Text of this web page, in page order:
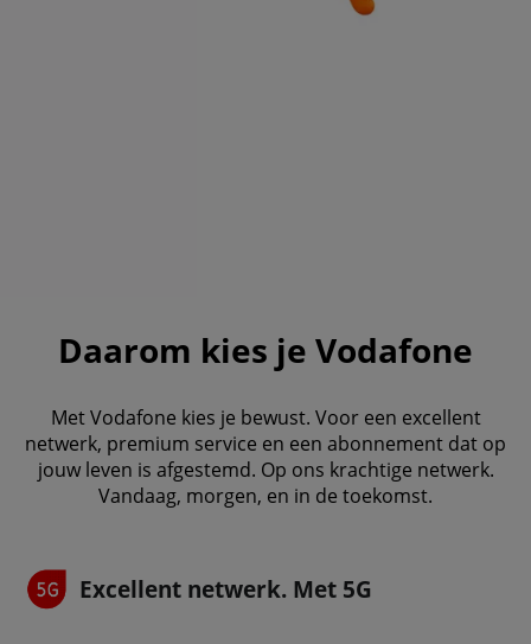
Daarom kies je Vodafone
Met Vodafone kies je bewust. Voor een excellent
netwerk, premium service en een abonnement dat op
jouw leven is afgestemd. Op ons krachtige netwerk.
Vandaag, morgen, en in de toekomst.
Excellent netwerk. Met 5G